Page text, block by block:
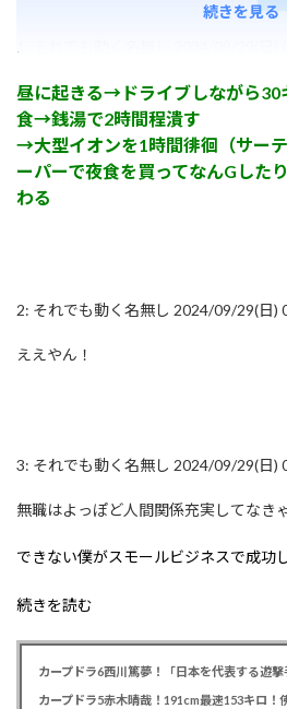
昼に起きる→ドライブしながら30
食→銭湯で2時間程潰す
→大型イオンを1時間徘徊（サー
ーパーで夜食を買ってなんGした
わる
2: それでも動く名無し 2024/09/29(日)
ええやん！
3: それでも動く名無し 2024/09/29(日)
無職はよっぽど人間関係充実してなき
できない僕がスモールビジネスで成功
続きを読む
続きを見る